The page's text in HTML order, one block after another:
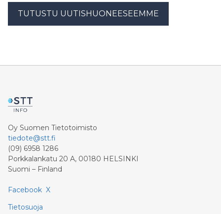
TUTUSTU UUTISHUONEESEEMME
Oy Suomen Tietotoimisto
tiedote@stt.fi
(09) 6958 1286
Porkkalankatu 20 A, 00180 HELSINKI
Suomi – Finland
Facebook X
Tietosuoja